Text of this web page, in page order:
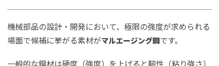
機械部品の設計・開発において、極限の強度が求められる
場面で候補に挙がる素材がマルエージング鋼です。
一般的な鋼材は硬度（強度）を上げると靭性（粘り強さ）